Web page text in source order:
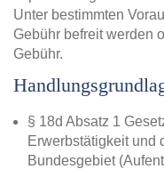
Unter bestimmten
Gebühr befreit werden
Gebühr.
§ 18d Absatz 1
Erwerbstätigkeit und
Bundesgebiet